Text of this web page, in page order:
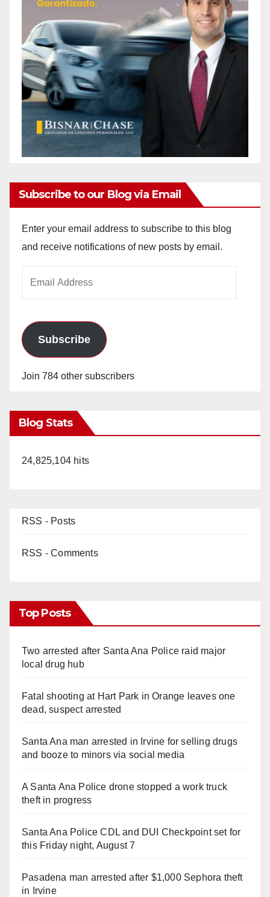
Subscribe to our Blog via Email
Enter your email address to subscribe to this blog
and receive notifications of new posts by email.
Subscribe
Join 784 other subscribers
Blog Stats
24,825,104 hits
RSS - Posts
RSS - Comments
Top Posts
Two arrested after Santa Ana Police raid major
local drug hub
Fatal shooting at Hart Park in Orange leaves one
dead, suspect arrested
Santa Ana man arrested in Irvine for selling drugs
and booze to minors via social media
A Santa Ana Police drone stopped a work truck
theft in progress
Santa Ana Police CDL and DUI Checkpoint set for
this Friday night, August 7
Pasadena man arrested after $1,000 Sephora theft
in Irvine